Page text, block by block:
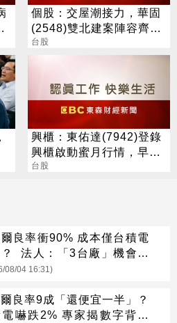
個股：交屋潮接力，華固
(2548)雙北建案陣容齊
發，下半年營運攀高峰
台股
興櫃：東佑達(7942)登錄
興櫃啟動蜜月行情，早盤
一度大漲186%
台股
良率衝90% 成本僅台積電
法人：「3台廠」機會來
08/04 16:31)
良率9成「還便宜一半」？
2% 專家揭數字背後